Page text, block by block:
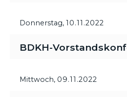
Donnerstag, 10.11.2022
BDKH-
Mittwoch, 09.11.2022